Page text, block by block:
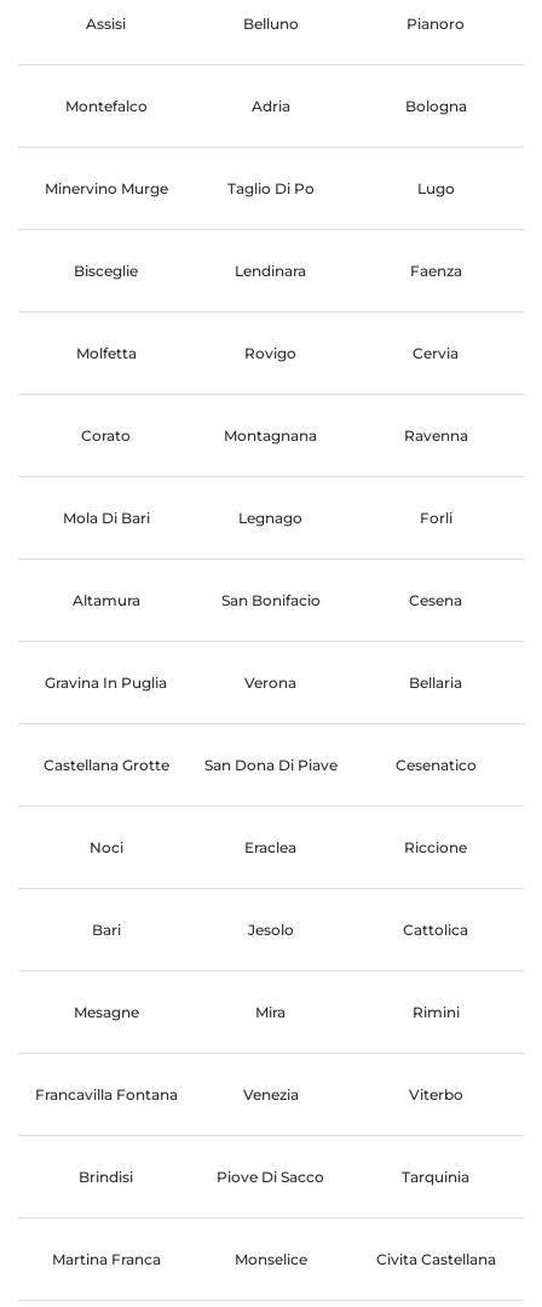
Assisi Belluno Pianoro
Montefalco Adria Bologna
Minervino Murge Taglio Di Po Lugo
Bisceglie Lendinara Faenza
Molfetta Rovigo Cervia
Corato Montagnana Ravenna
Mola Di Bari Legnago Forli
Altamura San Bonifacio Cesena
Gravina In Puglia Verona Bellaria
Castellana Grotte San Dona Di Piave Cesenatico
Noci Eraclea Riccione
Bari Jesolo Cattolica
Mesagne Mira Rimini
Francavilla Fontana Venezia Viterbo
Brindisi Piove Di Sacco Tarquinia
Martina Franca Monselice Civita Castellana